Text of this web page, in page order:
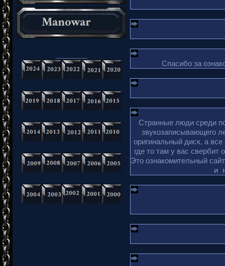
Спасибо за
Странные люди среди
звукозаписывающего
оригинальный диск, а
где то там у вас свербит
Это ознакомительный
и